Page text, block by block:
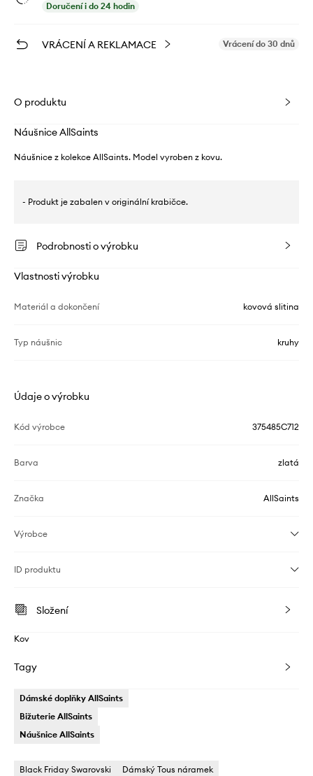
Doručení i do 24 hodin
VRÁCENÍ A REKLAMACE Vrácení do 30 dnů
O produktu
Náušnice AllSaints
Náušnice z kolekce AllSaints. Model vyroben z kovu.
- Produkt je zabalen v originální krabičce.
Podrobnosti o výrobku
Vlastnosti výrobku
Materiál a dokončení kovová slitina
Typ náušnic kruhy
Údaje o výrobku
Kód výrobce 375485C712
Barva zlatá
Značka AllSaints
Výrobce
ID produktu
Složení
Kov
Tagy
Dámské doplňky AllSaints
Bižuterie AllSaints
Náušnice AllSaints
Black Friday Swarovski Dámský Tous náramek